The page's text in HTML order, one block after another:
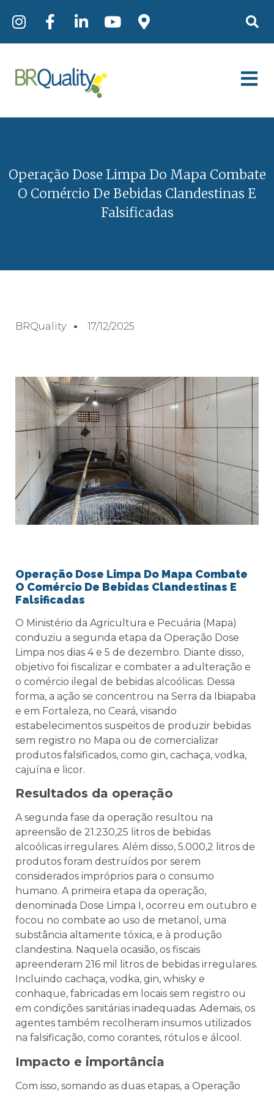
Operação Dose Limpa Do Mapa Combate
O Comércio De Bebidas Clandestinas E
Falsificadas
BRQuality 17/12/2025
Operação Dose Limpa Do Mapa Combate
O Comércio De Bebidas Clandestinas E
Falsificadas
O Ministério da Agricultura e Pecuária (Mapa)
conduziu a segunda etapa da Operação Dose
Limpa nos dias 4 e 5 de dezembro. Diante disso,
objetivo foi fiscalizar e combater a adulteração e
o comércio ilegal de bebidas alcoólicas. Dessa
forma, a ação se concentrou na Serra da Ibiapaba
e em Fortaleza, no Ceará, visando
estabelecimentos suspeitos de produzir bebidas
sem registro no Mapa ou de comercializar
produtos falsificados, como gin, cachaça, vodka,
cajuína e licor.
Resultados da operação
A segunda fase da operação resultou na
apreensão de 21.230,25 litros de bebidas
alcoólicas irregulares. Além disso, 5.000,2 litros de
produtos foram destruídos por serem
considerados impróprios para o consumo
humano. A primeira etapa da operação,
denominada Dose Limpa I, ocorreu em outubro e
focou no combate ao uso de metanol, uma
substância altamente tóxica, e à produção
clandestina. Naquela ocasião, os fiscais
apreenderam 216 mil litros de bebidas irregulares.
Incluindo cachaça, vodka, gin, whisky e
conhaque, fabricadas em locais sem registro ou
em condições sanitárias inadequadas. Ademais, os
agentes também recolheram insumos utilizados
na falsificação, como corantes, rótulos e álcool.
Impacto e importância
Com isso, somando as duas etapas, a Operação